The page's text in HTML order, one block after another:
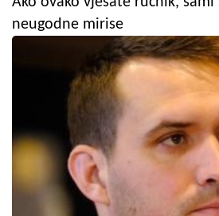
neugodne mirise